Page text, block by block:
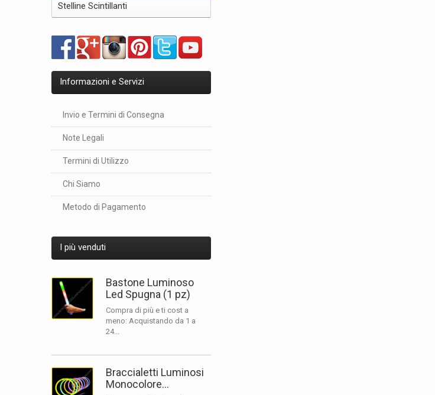
Stelline Scintillanti
Informazioni e Servizi
Invio e Termini di Consegna
Note Legali
Termini di Utilizzo
Chi Siamo
Metodo di Pagamento
I più venduti
Bastone Luminoso
Led Spugna (1 pz)
Compra di più e ti cost a
meno: Acquistando da 1 a
24...
Braccialetti Luminosi
Monocolore...